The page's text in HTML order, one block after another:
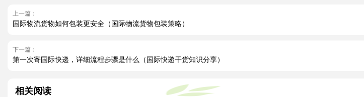
上一篇：
国际物流货物如何包装更安全（国际物流货物包装策略）
下一篇：
第一次寄国际快递，详细流程步骤是什么（国际快递干货知识分享）
相关阅读